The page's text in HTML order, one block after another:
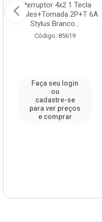
Interruptor 4x2 1 Tecla
Simples+Tomada 2P+T 6A
Stylus Branco...
Código: 85619
Faça seu login
ou
cadastre-se
para ver preços
e comprar